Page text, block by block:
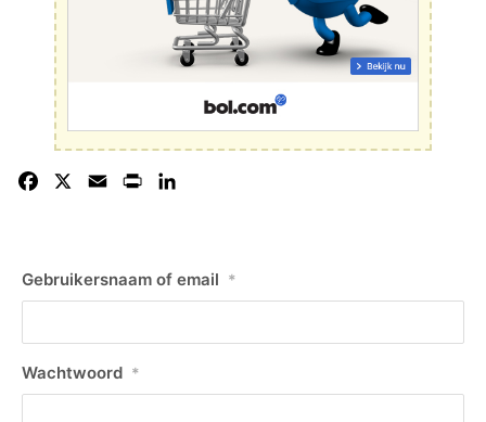
Facebook Email Print
Gebruikersnaam of email *
Wachtwoord *